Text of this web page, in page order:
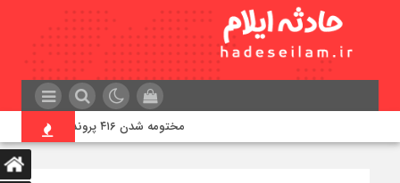
مختومه شدن ۴۱۶ پرونده در هیئت‌های صلح ایلام